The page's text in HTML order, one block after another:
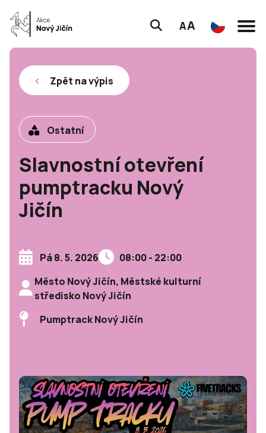
AA
Zpět na výpis
Ostatní
Slavnostní otevření
pumptracku Nový
Jičín
Pá 8. 5. 2026
08:00 - 22:00
Město Nový Jičín, Městské kulturní
středisko Nový Jičín
Pumptrack Nový Jičín